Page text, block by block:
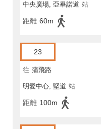
中央廣場, 亞畢諾道 站
距離 60m
23
往 蒲飛路
明愛中心, 堅道 站
距離 100m